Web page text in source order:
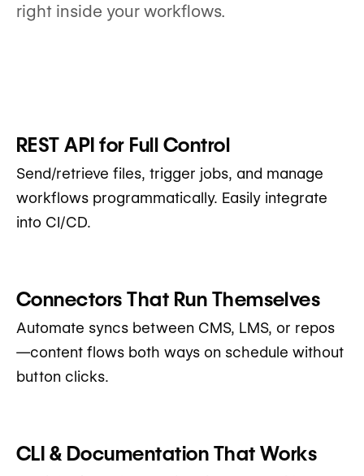
right inside your workflows.
REST API for Full Control
Send/retrieve files, trigger jobs, and manage
workflows programmatically. Easily integrate
into CI/CD.
Connectors That Run Themselves
Automate syncs between CMS, LMS, or repos
—content flows both ways on schedule without
button clicks.
CLI & Documentation That Works